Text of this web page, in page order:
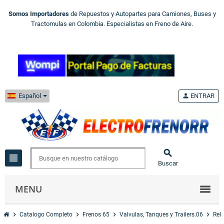
Somos Importadores de Repuestos y Autopartes para Camiones, Buses y
Tractomulas en Colombia. Especialistas en Freno de Aire.
Español
view_headline 
Buscar
person ENTRAR
MENU
chevron_right Catalogo Completo chevron_right Frenos 65 chevron_right Valvulas, Tanques y Trailers.06 chevron_right